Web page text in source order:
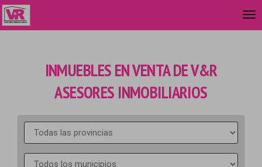
INMUEBLES EN VENTA DE V&R
ASESORES INMOBILIARIOS